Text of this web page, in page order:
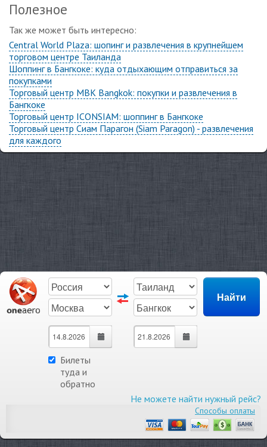
Полезное
Так же может быть интересно:
Central World Plaza: шопинг и развлечения в крупнейшем
торговом центре Таиланда
Шоппинг в Бангкоке: куда отдыхающим отправиться за
покупками
Торговый центр MBK Bangkok: покупки и развлечения в
Бангкоке
Торговый центр ICONSIAM: шоппинг в Бангкоке
Торговый центр Сиам Парагон (Siam Paragon) - развлечения
для каждого
Билеты
туда и
обратно
Не можете найти нужный рейс?
Способы оплаты